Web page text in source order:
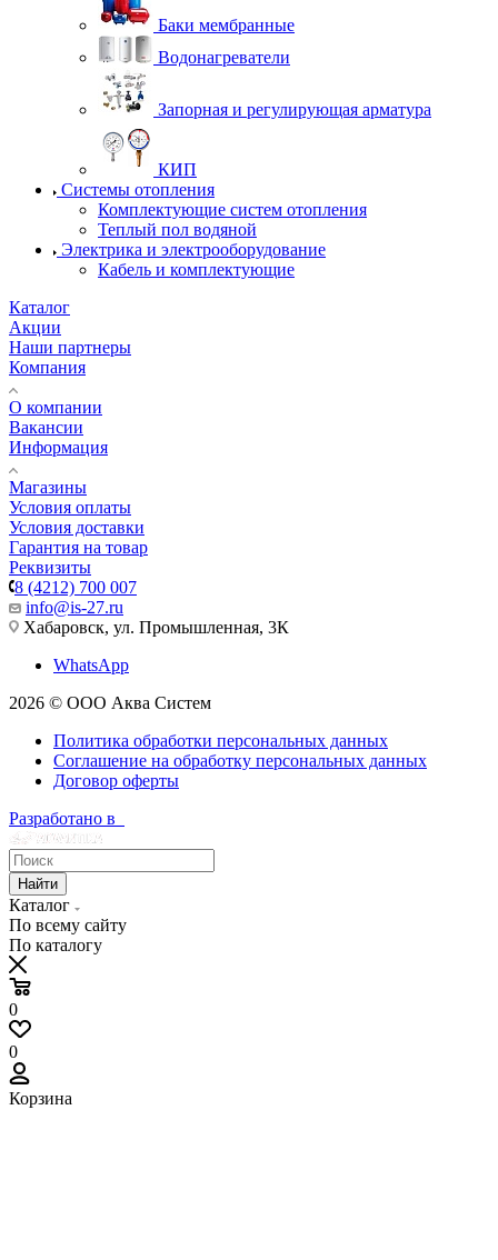
Баки мембранные
Водонагреватели
Запорная и регулирующая арматура
КИП
Системы отопления
Комплектующие систем отопления
Теплый пол водяной
Электрика и электрооборудование
Кабель и комплектующие
Каталог
Акции
Наши партнеры
Компания
О компании
Вакансии
Информация
Магазины
Условия оплаты
Условия доставки
Гарантия на товар
Реквизиты
8 (4212) 700 007
info@is-27.ru
Хабаровск, ул. Промышленная, 3К
WhatsApp
2026 © ООО Аква Систем
Политика обработки персональных данных
Соглашение на обработку персональных данных
Договор оферты
Разработано в
Найти
Каталог
По всему сайту
По каталогу
0
0
Корзина